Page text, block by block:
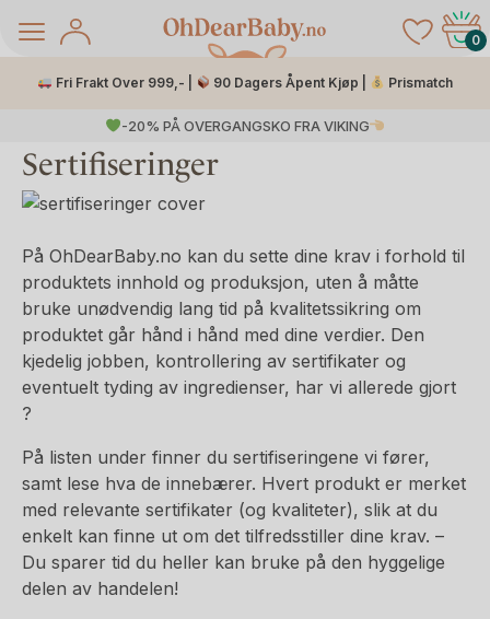
0
Fri Frakt Over 999,- | 90 Dagers Åpent Kjøp | Prismatch
-20% PÅ OVERGANGSKO FRA VIKING
Salg
Sertifiseringer
På OhDearBaby.no kan du sette dine krav i forhold til
produktets innhold og produksjon, uten å måtte
bruke unødvendig lang tid på kvalitetssikring om
produktet går hånd i hånd med dine verdier. Den
kjedelig jobben, kontrollering av sertifikater og
eventuelt tyding av ingredienser, har vi allerede gjort
?
På listen under finner du sertifiseringene vi fører,
samt lese hva de innebærer. Hvert produkt er merket
med relevante sertifikater (og kvaliteter), slik at du
enkelt kan finne ut om det tilfredsstiller dine krav. –
Du sparer tid du heller kan bruke på den hyggelige
delen av handelen!